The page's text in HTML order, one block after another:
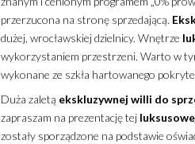
przerzucona na stronę sprzedającą.
dużej, wrocławskiej dzielnicy. Wnętrze
wykorzystaniem przestrzeni. Warto w
wykonane ze szkła hartowanego
Duża zaletą ekskluzywnej willi do
zapraszam na prezentację tej
zostały sporządzone na podstawie